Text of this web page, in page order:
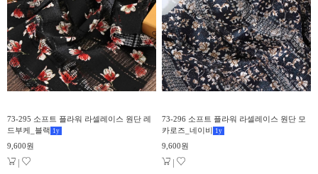
73-295 소프트 플라워 라셀레이스 원단 레
드부케_블랙 1 y
9,600원
|
73-296 소프트 플라워 라셀레이스 원단 모
카로즈_네이비 1 y
9,600원
|